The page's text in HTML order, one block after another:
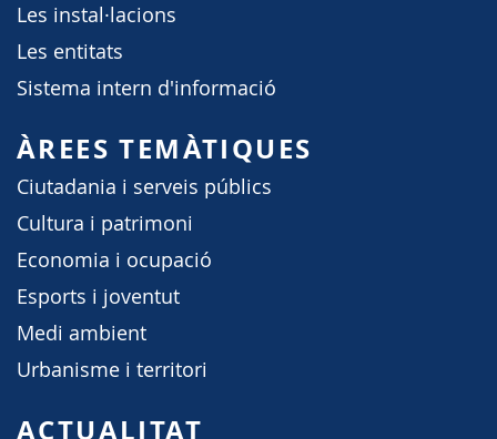
Les instal·lacions
Les entitats
Sistema intern d'informació
ÀREES TEMÀTIQUES
Ciutadania i serveis públics
Cultura i patrimoni
Economia i ocupació
Esports i joventut
Medi ambient
Urbanisme i territori
ACTUALITAT